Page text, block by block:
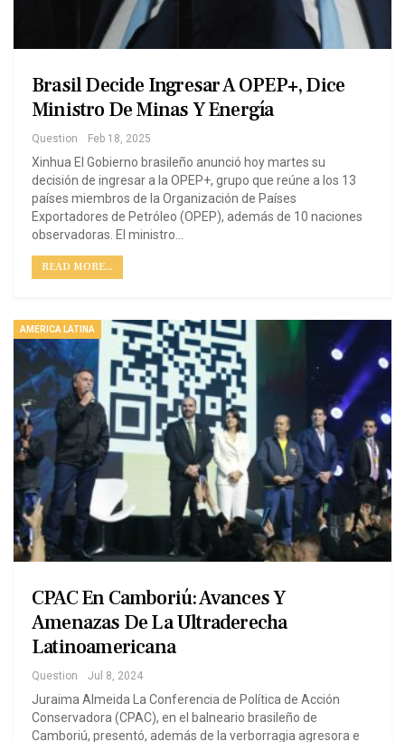
Brasil Decide Ingresar A OPEP+, Dice
Ministro De Minas Y Energía
Question Feb 18, 2025
Xinhua El Gobierno brasileño anunció hoy martes su
decisión de ingresar a la OPEP+, grupo que reúne a los 13
países miembros de la Organización de Países
Exportadores de Petróleo (OPEP), además de 10 naciones
observadoras. El ministro…
READ MORE...
AMERICA LATINA
CPAC En Camboriú: Avances Y
Amenazas De La Ultraderecha
Latinoamericana
Question Jul 8, 2024
Juraima Almeida La Conferencia de Política de Acción
Conservadora (CPAC), en el balneario brasileño de
Camboriú, presentó, además de la verborragia agresora e